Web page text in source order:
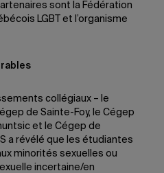
sont la Fédération
LGBT et l’organisme
collégiaux – le
de Sainte-Foy, le Cégep
et le Cégep de
a révélé que les étudiantes
minorités sexuelles ou
incertaine/en